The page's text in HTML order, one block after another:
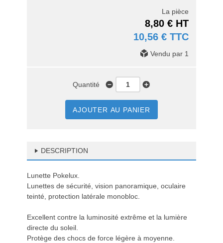
La pièce
8,80 € HT
10,56 € TTC
Vendu par 1
Quantité
AJOUTER AU PANIER
DESCRIPTION
Lunette Pokelux.
Lunettes de sécurité, vision panoramique, oculaire
teinté, protection latérale monobloc.
Excellent contre la luminosité extrême et la lumière
directe du soleil.
Protège des chocs de force légère à moyenne.